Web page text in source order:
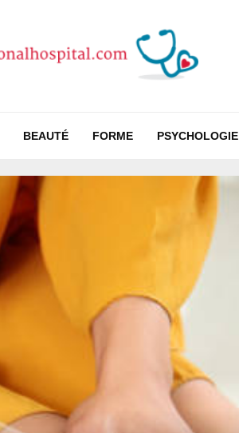
BEAUTÉ FORME PSYCHOLOGIE